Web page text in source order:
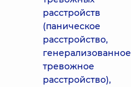
расстройств
(паническое
расстройство,
генерализованное
тревожное
расстройство),